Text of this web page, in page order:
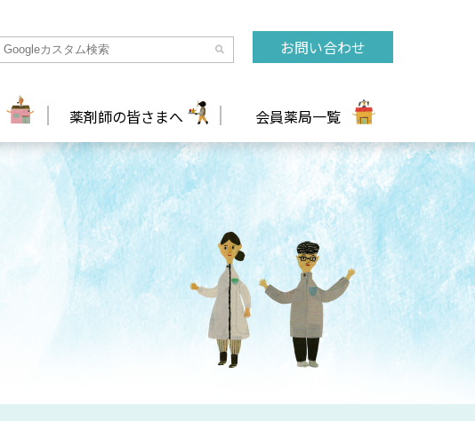
お問い合わせ
薬剤師の皆さまへ 会員薬局一覧